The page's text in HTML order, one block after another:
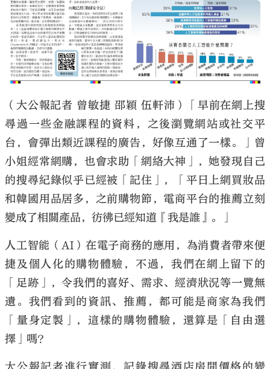
（大公報記者 曾敏捷 邵穎 伍軒沛）「早前在網上搜
尋過一些金融課程的資料，之後瀏覽網站或社交平
台，會彈出類近課程的廣告，好像互通了一樣。」曾
小姐經常網購，也會求助「網絡大神」，她發現自己
的搜尋紀錄似乎已經被「記住」，「平日上網買妝品
和韓國用品居多，之前購物節，電商平台的推薦立刻
變成了相關產品，彷彿已經知道『我是誰』。」
人工智能（AI）在電子商務的應用，為消費者帶來便
捷及個人化的購物體驗，不過，我們在網上留下的
「足跡」，令我們的喜好、需求、經濟狀況等一覽無
遺。我們看到的資訊、推薦，都可能是商家為我們
「量身定製」，這樣的購物體驗，還算是「自由選
擇」嗎？